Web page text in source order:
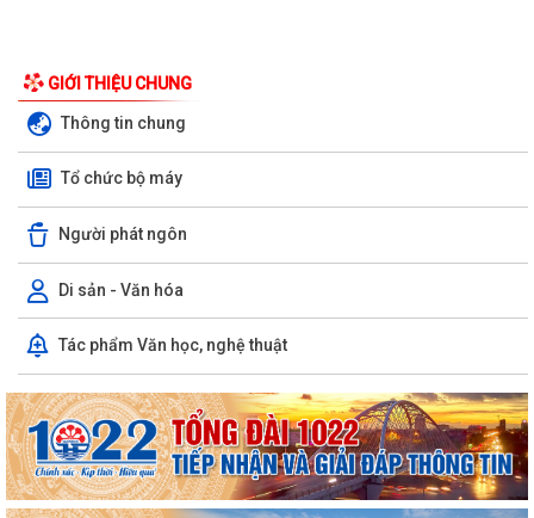
GIỚI THIỆU CHUNG
Thông tin chung
Tổ chức bộ máy
Người phát ngôn
Di sản - Văn hóa
Tác phẩm Văn học, nghệ thuật